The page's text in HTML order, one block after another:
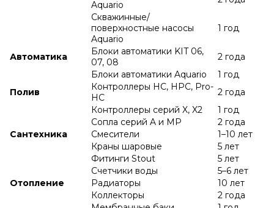
Aquario
Скважинные/
поверхностные насосы
Aquario
1 год
Автоматика
Блоки автоматики KIT 06,
07, 08
2 года
Блоки автоматики Aquario
1 год
Полив
Контроллеры HC, HPC, Pro-
HC
2 года
Контроллеры серий X, X2
1 год
Сопла серий A и МР
2 года
Сантехника
Смесители
1–10 лет
Краны шаровые
5 лет
Фитинги Stout
5 лет
Счетчики воды
5–6 лет
Отопление
Радиаторы
10 лет
Коллекторы
2 года